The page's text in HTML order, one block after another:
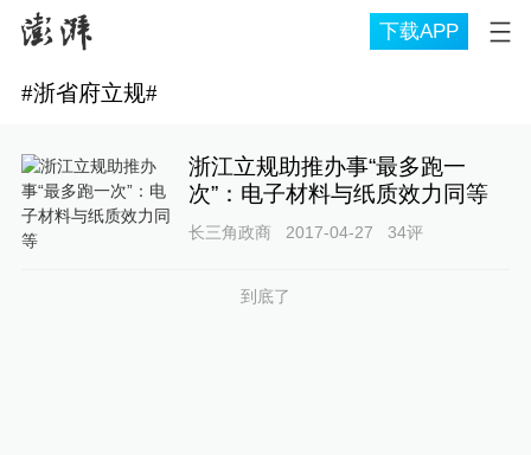
下载APP
#浙省府立规#
浙江立规助推办事“最多跑一
次”：电子材料与纸质效力同等
长三角政商 2017-04-27 34评
到底了